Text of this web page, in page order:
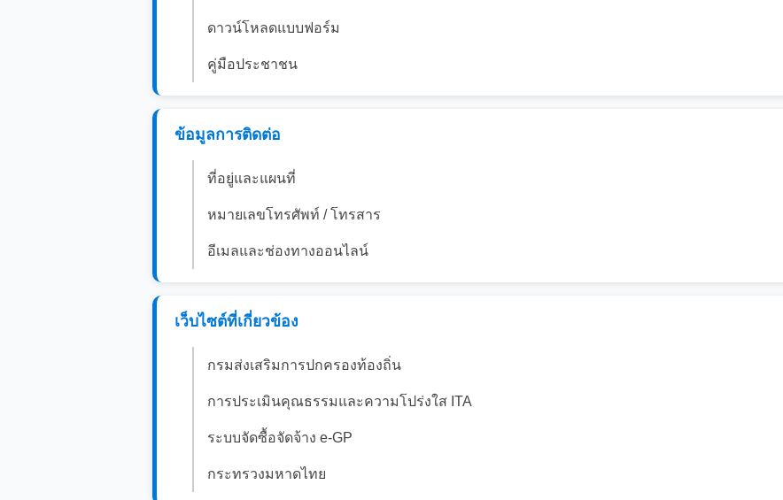
ดาวน์โหลดแบบฟอร์ม
คู่มือประชาชน
ข้อมูลการติดต่อ
ที่อยู่และแผนที่
หมายเลขโทรศัพท์ / โทรสาร
อีเมลและช่องทางออนไลน์
เว็บไซต์ที่เกี่ยวข้อง
กรมส่งเสริมการปกครองท้องถิ่น
การประเมินคุณธรรมและความโปร่งใส ITA
ระบบจัดซื้อจัดจ้าง e-GP
กระทรวงมหาดไทย